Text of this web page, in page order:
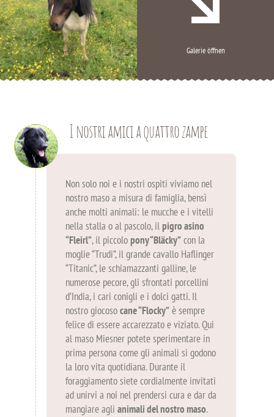
Galerie öffnen
I nostri amici a quattro zampe
Non solo noi e i nostri ospiti viviamo nel
nostro maso a misura di famiglia, bensì
anche molti animali: le mucche e i vitelli
nella stalla o al pascolo, ilpigro asino
“Fleirl”, il piccolopony “Bläcky”con la
moglie “Trudi”, il grande cavallo Haflinger
“Titanic”, le schiamazzanti galline, le
numerose pecore, gli sfrontati porcellini
d’India, i cari conigli e i dolci gatti. Il
nostro giocosocane “Flocky”è sempre
felice di essere accarezzato e viziato. Qui
al maso Miesner potete sperimentare in
prima persona come gli animali si godono
la loro vita quotidiana. Durante il
foraggiamento siete cordialmente invitati
ad unirvi a noi nel prendersi cura e dar da
mangiare aglianimali del nostro maso.